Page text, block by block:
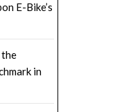
E-Bike’s
the
in